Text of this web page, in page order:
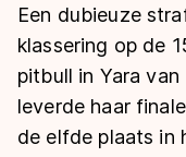
Langebaan
Shorttrack
Inlineskaten
Uitslagen
Langebaan
Shorttrack
Marathon
Tijden &
Ranglijsten
Een dubieuze
klassering op de
pitbull in Yara
leverde haar
de elfde plaats in